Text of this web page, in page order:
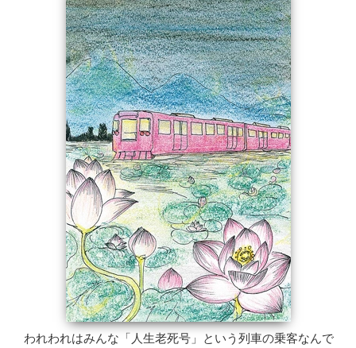
われわれはみんな「人生老死号」という列車の乗客なんで